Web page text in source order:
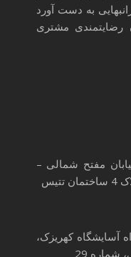
به دست آورد
رضایتمندی مشتری
مفتح شمالی –
آسایشگاه کهریزک،
29